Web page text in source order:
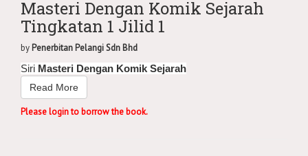
Masteri Dengan Komik Sejarah
Tingkatan 1 Jilid 1
by Penerbitan Pelangi Sdn Bhd
Siri Masteri Dengan Komik Sejarah
Read More
Please login to borrow the book.